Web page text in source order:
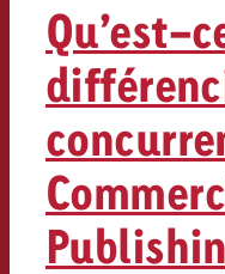
Qu’est-